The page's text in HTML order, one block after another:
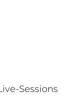
Sessions